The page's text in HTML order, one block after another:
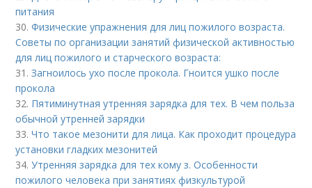
питания
30.Физические упражнения для лиц пожилого возраста.
Советы по организации занятий физической активностью
для лиц пожилого и старческого возраста:
31.Загноилось ухо после прокола. Гноится ушко после
прокола
32. Пятиминутная утренняя зарядка для тех. В чем польза
обычной утренней зарядки
33.Что такое мезонити для лица. Как проходит процедура
установки гладких мезонитей
34.Утренняя зарядка для тех кому з. Особенности
пожилого человека при занятиях физкультурой